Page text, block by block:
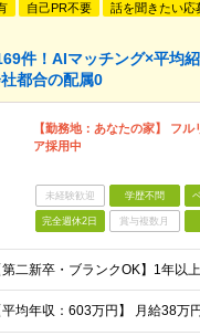
自己PR不要 話を聞きたい応
件！AIマッチング×平均
都合の配属0
【勤務地：あなたの家】 フ
ア採用中
未経験歓迎 学歴不問
完全週休2日 賞与複数月